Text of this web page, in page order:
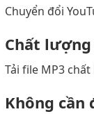
Chuyển đổi
Chất
Tải file MP3
Không cần